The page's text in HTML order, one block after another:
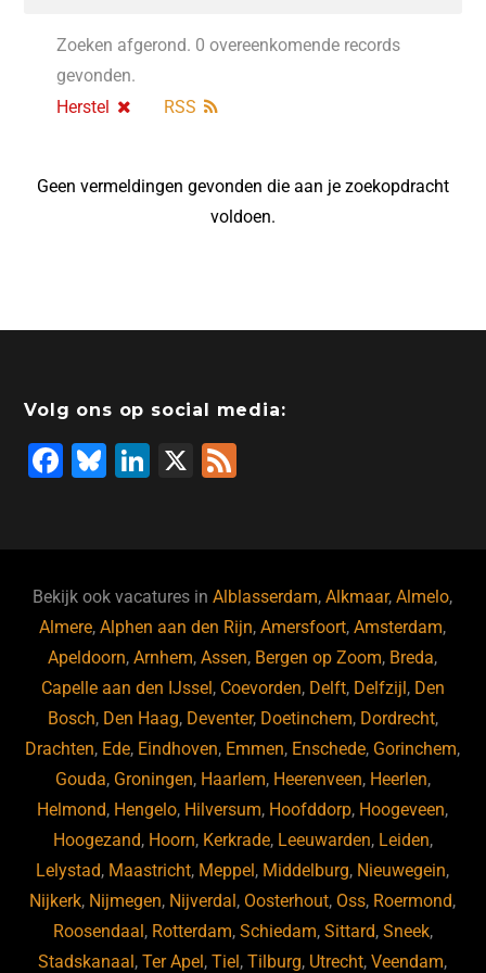
Zoeken afgerond. 0 overeenkomende records
gevonden.
Herstel
RSS
Geen vermeldingen gevonden die aan je zoekopdracht
voldoen.
Volg ons op social media:
F
b
o
o
k
Bl
ky
Li
dI
n
X
Bekijk ook vacatures inAlblasserdam,Alkmaar,Almelo,
Almere,Alphen aan den Rijn,Amersfoort,Amsterdam,
Apeldoorn,Arnhem,Assen, Bergen op Zoom, Breda,
Capelle aan den IJssel , Coevorden, Delft, Delfzijl , Den
Bosch, Den Haag, Deventer, Doetinchem, Dordrecht,
Drachten, Ede, Eindhoven, Emmen, Enschede, Gorinchem,
Gouda, Groningen, Haarlem, Heerenveen, Heerlen,
Helmond, Hengelo, Hilversum, Hoofddorp, Hoogeveen,
Hoogezand, Hoorn, Kerkrade, Leeuwarden, Leiden,
Lelystad, Maastricht, Meppel , Middelburg, Nieuwegein,
Nijkerk, Nijmegen, Nijverdal , Oosterhout, Oss, Roermond,
Roosendaal , Rotterdam, Schiedam, Sittard, Sneek,
Stadskanaal ,Ter Apel ,Tiel ,Tilburg, Utrecht,Veendam,